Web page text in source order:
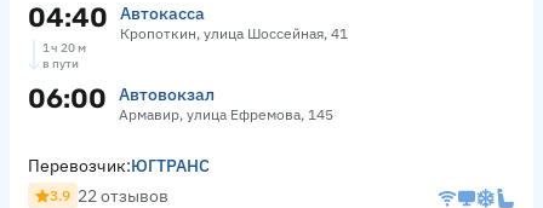
04:40 Автокасса
Кропоткин, улица Шоссейная, 41
1 ч 20 м
в пути
06:00 Автовокзал
Армавир, улица Ефремова, 145
Перевозчик:ЮГТРАНС
3.9 22 отзывов